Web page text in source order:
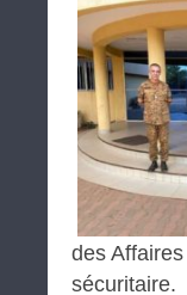
des
sécuritaire.